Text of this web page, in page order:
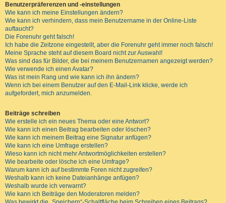
Benutzerpräferenzen und -einstellungen
Wie kann ich meine Einstellungen ändern?
Wie kann ich verhindern, dass mein Benutzername in der Online-Liste
auftaucht?
Die Forenuhr geht falsch!
Ich habe die Zeitzone eingestellt, aber die Forenuhr geht immer noch falsch!
Meine Sprache steht auf diesem Board nicht zur Auswahl!
Was sind das für Bilder, die bei meinem Benutzernamen angezeigt werden?
Wie verwende ich einen Avatar?
Was ist mein Rang und wie kann ich ihn ändern?
Wenn ich bei einem Benutzer auf den E-Mail-Link klicke, werde ich
aufgefordert, mich anzumelden.
Beiträge schreiben
Wie erstelle ich ein neues Thema oder eine Antwort?
Wie kann ich einen Beitrag bearbeiten oder löschen?
Wie kann ich meinem Beitrag eine Signatur anfügen?
Wie kann ich eine Umfrage erstellen?
Wieso kann ich nicht mehr Antwortmöglichkeiten erstellen?
Wie bearbeite oder lösche ich eine Umfrage?
Warum kann ich auf bestimmte Foren nicht zugreifen?
Weshalb kann ich keine Dateianhänge anfügen?
Weshalb wurde ich verwarnt?
Wie kann ich Beiträge den Moderatoren melden?